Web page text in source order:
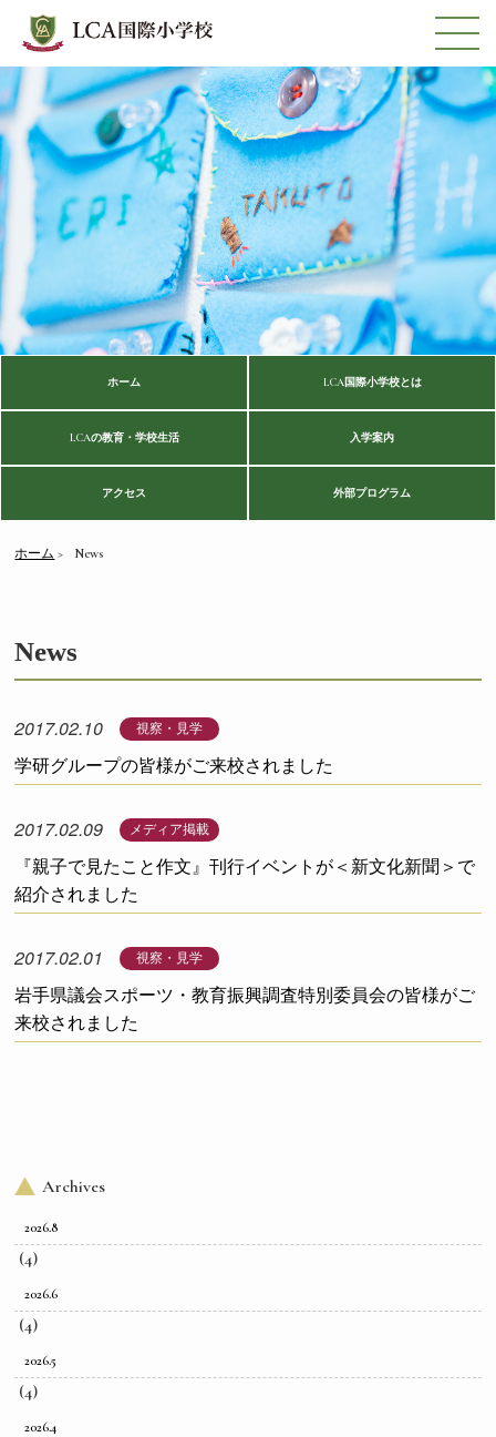
ホーム LCA国際小学校とは
LCAの教育・学校生活 入学案内
アクセス 外部プログラム
ホーム News
News
2017.02.10 視察・見学
学研グループの皆様がご来校されました
2017.02.09 メディア掲載
『親子で見たこと作文』刊行イベントが＜新文化新聞＞で
紹介されました
2017.02.01 視察・見学
岩手県議会スポーツ・教育振興調査特別委員会の皆様がご
来校されました
Archives
2026.8
(4)
2026.6
(4)
2026.5
(4)
2026.4